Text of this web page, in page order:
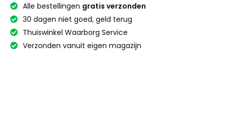
Alle bestellingen gratis verzonden
30 dagen niet goed, geld terug
Thuiswinkel Waarborg Service
Verzonden vanuit eigen magazijn